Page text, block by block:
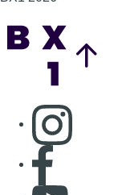
Consulter